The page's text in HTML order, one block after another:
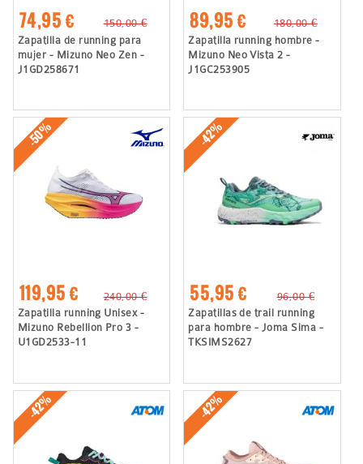
74,95 €
150,00 €
Zapatilla de running para
mujer - Mizuno Neo Zen -
J1GD258671
89,95 €
180,00 €
Zapatilla running hombre -
Mizuno Neo Vista 2 -
J1GC253905
-50%
119,95 €
240,00 €
Zapatilla running Unisex -
Mizuno Rebellion Pro 3 -
U1GD2533-11
-42%
55,95 €
96,00 €
Zapatillas de trail running
para hombre - Joma Sima -
TKSIMS2627
-42% -42%